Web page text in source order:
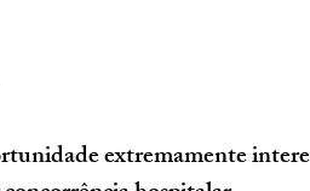
extremamente